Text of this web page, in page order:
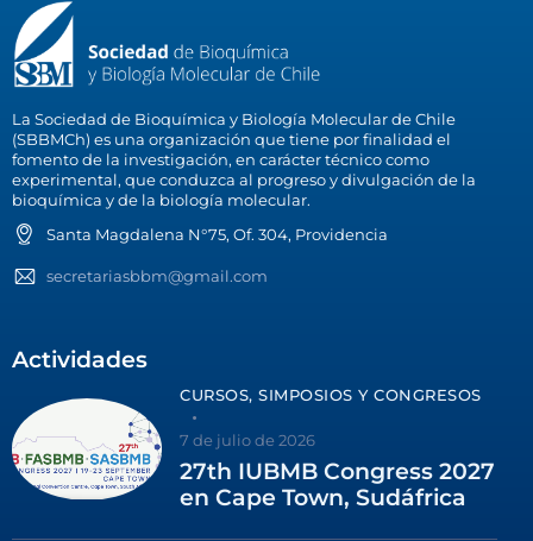
La Sociedad de Bioquímica y Biología Molecular de Chile
(SBBMCh) es una organización que tiene por finalidad el
fomento de la investigación, en carácter técnico como
experimental, que conduzca al progreso y divulgación de la
bioquímica y de la biología molecular.
Santa Magdalena N°75, Of. 304, Providencia
secretariasbbm@gmail.com
Actividades
CURSOS, SIMPOSIOS Y CONGRESOS
7 de julio de 2026
27th IUBMB Congress 2027
en Cape Town, Sudáfrica